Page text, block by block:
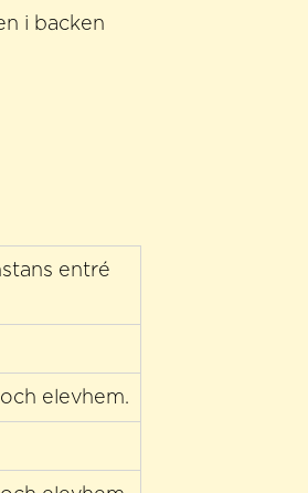
i backen
entré
elevhem.